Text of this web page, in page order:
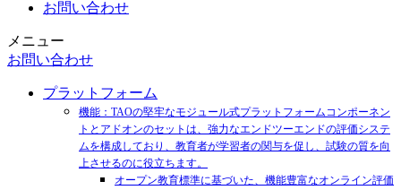
お問い合わせ
メニュー
お問い合わせ
プラットフォーム
機能：TAOの堅牢なモジュール式プラットフォームコンポーネン
トとアドオンのセットは、強力なエンドツーエンドの評価システ
ムを構成しており、教育者が学習者の関与を促し、試験の質を向
上させるのに役立ちます。
オープン教育標準に基づいた、機能豊富なオンライン評価